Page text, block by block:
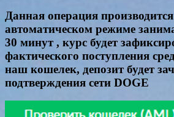
Данная операция
автоматическом режиме
30 минут , курс будет
фактического поступления
наш кошелек, депозит будет
подтверждения сети DOGE